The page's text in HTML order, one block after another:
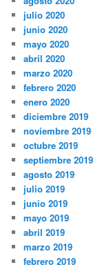
julio 2020
junio 2020
mayo 2020
abril 2020
marzo 2020
febrero 2020
enero 2020
diciembre 2019
noviembre 2019
octubre 2019
septiembre 2019
agosto 2019
julio 2019
junio 2019
mayo 2019
abril 2019
marzo 2019
febrero 2019